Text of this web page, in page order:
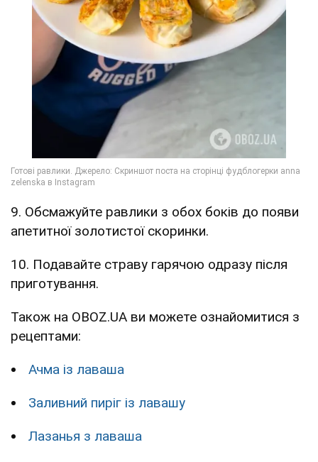
9. Обсмажуйте равлики з обох боків до появи
апетитної золотистої скоринки.
10. Подавайте страву гарячою одразу після
приготування.
Також на OBOZ.UA ви можете ознайомитися з
рецептами:
Ачма із лаваша
Заливний пиріг із лавашу
Лазанья з лаваша